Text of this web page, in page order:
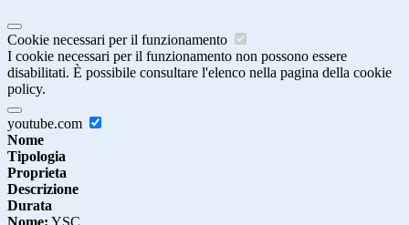
Cookie necessari per il funzionamento
I cookie necessari per il funzionamento non possono essere
disabilitati. È possibile consultare l'elenco nella pagina della cookie
policy.
youtube.com
Nome
Tipologia
Proprieta
Descrizione
Durata